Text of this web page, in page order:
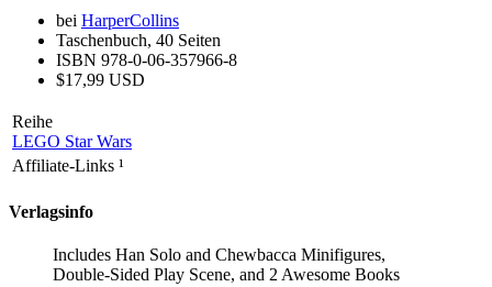
bei HarperCollins
Taschenbuch, 40 Seiten
ISBN 978-0-06-357966-8
$17,99 USD
Reihe
LEGO Star Wars
Affiliate-Links ¹
Verlagsinfo
Includes Han Solo and Chewbacca Minifigures,
Double-Sided Play Scene, and 2 Awesome Books